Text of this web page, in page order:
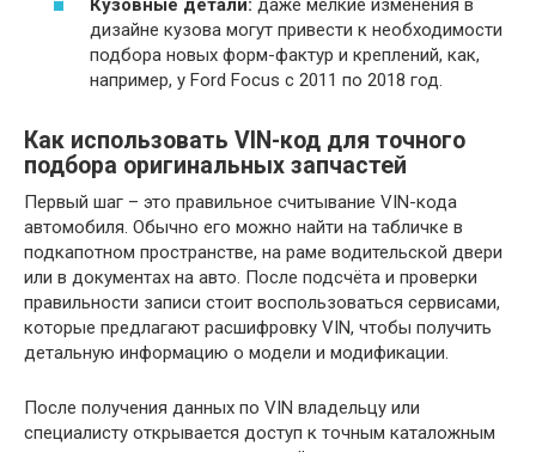
Кузовные детали: даже мелкие изменения в
дизайне кузова могут привести к необходимости
подбора новых форм-фактур и креплений, как,
например, у Ford Focus с 2011 по 2018 год.
Как использовать VIN-код для точного
подбора оригинальных запчастей
Первый шаг – это правильное считывание VIN-кода
автомобиля. Обычно его можно найти на табличке в
подкапотном пространстве, на раме водительской двери
или в документах на авто. После подсчёта и проверки
правильности записи стоит воспользоваться сервисами,
которые предлагают расшифровку VIN, чтобы получить
детальную информацию о модели и модификации.
После получения данных по VIN владельцу или
специалисту открывается доступ к точным каталожным